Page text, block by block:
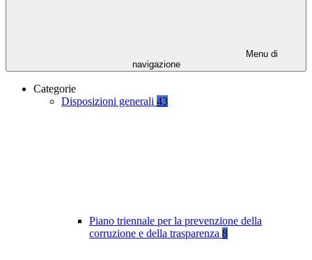
Menu di
navigazione
Categorie
Disposizioni generali 43
Piano triennale per la prevenzione della
corruzione e della trasparenza 8